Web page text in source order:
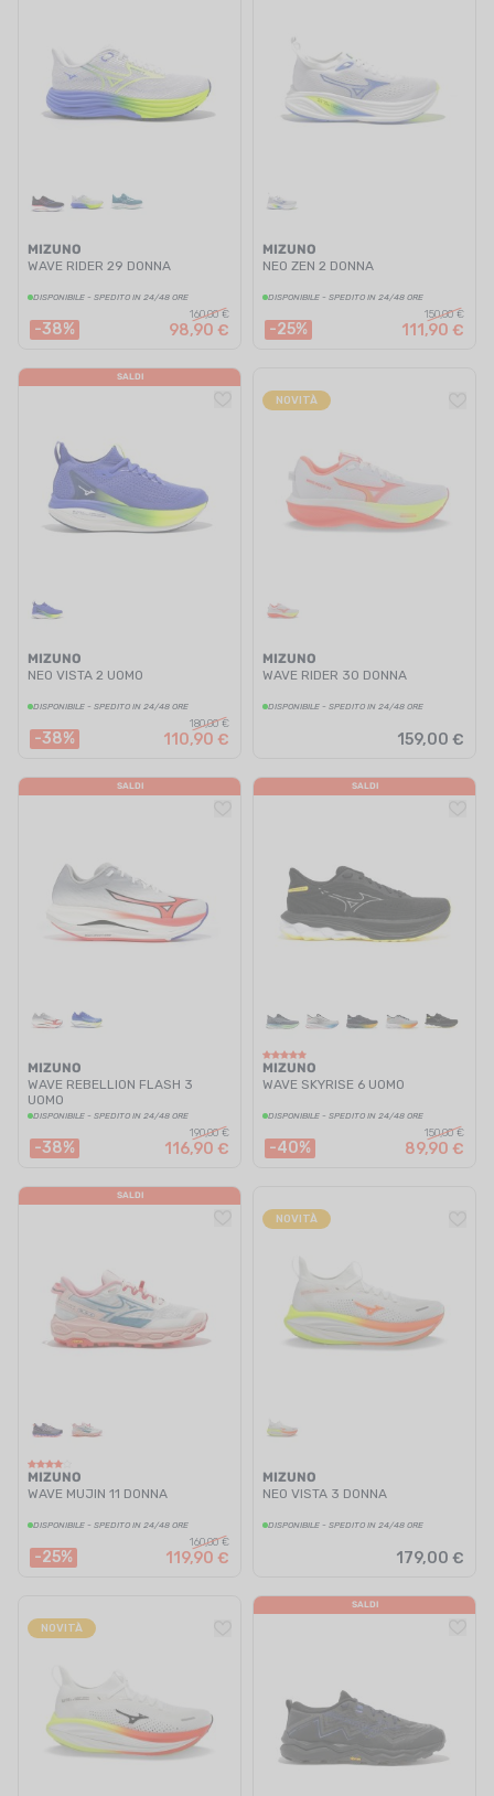
MIZUNO
WAVE RIDER 29 DONNA
DISPONIBILE - SPEDITO IN 24/48 ORE
-38%
160,00 €
98,90 €
MIZUNO
NEO ZEN 2 DONNA
DISPONIBILE - SPEDITO IN 24/48 ORE
-25%
150,00 €
111,90 €
SALDI
MIZUNO
NEO VISTA 2 UOMO
DISPONIBILE - SPEDITO IN 24/48 ORE
-38%
180,00 €
110,90 €
NOVITÀ
MIZUNO
WAVE RIDER 30 DONNA
DISPONIBILE - SPEDITO IN 24/48 ORE
159,00 €
SALDI
MIZUNO
WAVE REBELLION FLASH 3
UOMO
DISPONIBILE - SPEDITO IN 24/48 ORE
-38%
190,00 €
116,90 €
SALDI
MIZUNO
WAVE SKYRISE 6 UOMO
DISPONIBILE - SPEDITO IN 24/48 ORE
-40%
150,00 €
89,90 €
SALDI
MIZUNO
WAVE MUJIN 11 DONNA
DISPONIBILE - SPEDITO IN 24/48 ORE
-25%
160,00 €
119,90 €
NOVITÀ
MIZUNO
NEO VISTA 3 DONNA
DISPONIBILE - SPEDITO IN 24/48 ORE
179,00 €
NOVITÀ
SALDI